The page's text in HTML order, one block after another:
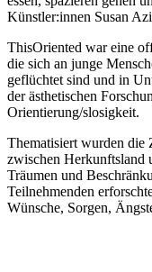
Künstler:innen Susan
ThisOriented war eine
die sich an junge
geflüchtet sind und in
der ästhetischen
Orientierung/slosigkeit.
Thematisiert wurden die
zwischen Herkunftsland
Träumen und
Teilnehmenden
Wünsche, Sorgen,